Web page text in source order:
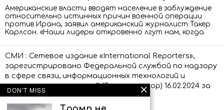
Американские власти вводят население в заблуждение
относительно истинных причин военной операции
против Ирана, заявил американский журналист Такер
Карлсон. «Наши лидеры откровенно лгут нам, когда
СМИ : Сетевое издание «International Reporters»,
зарегистрировано Федеральной службой по надзору
в сфере связи, информационных технологий и
массовых коммуникаций (Роскомнадзор) 16.02.2024 за
номером ЭЛ № ФС 77 – 86873.
DON'T MISS